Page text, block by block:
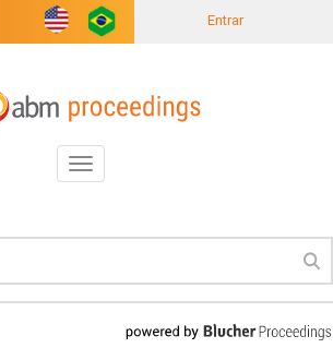
Entrar
Toggle
navigation